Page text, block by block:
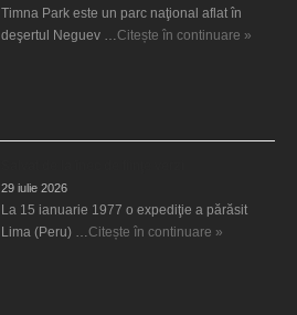
Timna Park este un parc naţional aflat în
deşertul Neguev …Citește în continuare »
29 iulie 2026
La 15 ianuarie 1977 o expediţie a părăsit
Lima (Peru) …Citește în continuare »